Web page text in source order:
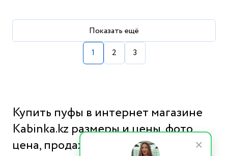
Показать ещё
1
2 3
Купить пуфы в интернет магазине
Kabinka.kz размеры и цены, фото,
цена, продажа